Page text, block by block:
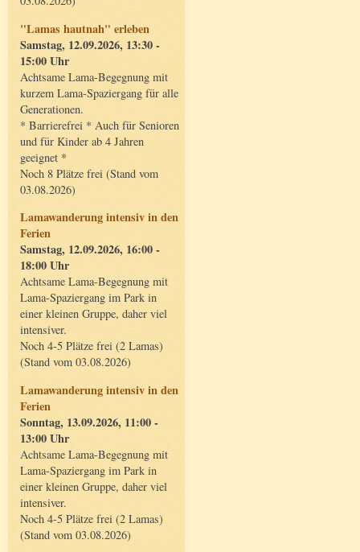
"Lamas hautnah" erleben
Samstag, 12.09.2026, 13:30 -
15:00 Uhr
Achtsame Lama-Begegnung mit
kurzem Lama-Spaziergang für alle
Generationen.
* Barrierefrei * Auch für Senioren
und für Kinder ab 4 Jahren
geeignet *
Noch 8 Plätze frei (Stand vom
03.08.2026)
Lamawanderung intensiv in den
Ferien
Samstag, 12.09.2026, 16:00 -
18:00 Uhr
Achtsame Lama-Begegnung mit
Lama-Spaziergang im Park in
einer kleinen Gruppe, daher viel
intensiver.
Noch 4-5 Plätze frei (2 Lamas)
(Stand vom 03.08.2026)
Lamawanderung intensiv in den
Ferien
Sonntag, 13.09.2026, 11:00 -
13:00 Uhr
Achtsame Lama-Begegnung mit
Lama-Spaziergang im Park in
einer kleinen Gruppe, daher viel
intensiver.
Noch 4-5 Plätze frei (2 Lamas)
(Stand vom 03.08.2026)